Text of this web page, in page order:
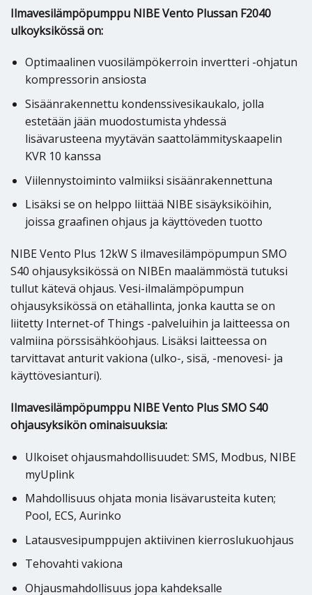
Ilmavesilämpöpumppu NIBE Vento Plussan F2040
ulkoyksikössä on:
Optimaalinen vuosilämpökerroin invertteri -ohjatun
kompressorin ansiosta
Sisäänrakennettu kondenssivesikaukalo, jolla
estetään jään muodostumista yhdessä
lisävarusteena myytävän saattolämmityskaapelin
KVR 10 kanssa
Viilennystoiminto valmiiksi sisäänrakennettuna
Lisäksi se on helppo liittää NIBE sisäyksiköihin,
joissa graafinen ohjaus ja käyttöveden tuotto
NIBE Vento Plus 12kW S ilmavesilämpöpumpun SMO
S40 ohjausyksikössä on NIBEn maalämmöstä tutuksi
tullut kätevä ohjaus. Vesi-ilmalämpöpumpun
ohjausyksikössä on etähallinta, jonka kautta se on
liitetty Internet-of Things -palveluihin ja laitteessa on
valmiina pörssisähköohjaus. Lisäksi laitteessa on
tarvittavat anturit vakiona (ulko-, sisä, -menovesi- ja
käyttövesianturi).
Ilmavesilämpöpumppu NIBE Vento Plus SMO S40
ohjausyksikön ominaisuuksia:
Ulkoiset ohjausmahdollisuudet: SMS, Modbus, NIBE
myUplink
Mahdollisuus ohjata monia lisävarusteita kuten;
Pool, ECS, Aurinko
Latausvesipumppujen aktiivinen kierroslukuohjaus
Tehovahti vakiona
Ohjausmahdollisuus jopa kahdeksalle